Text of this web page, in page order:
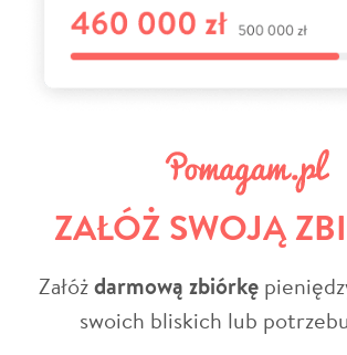
ZAŁÓŻ SWOJĄ
Załóżdarmową zbiórkę
swoich bliskich lub